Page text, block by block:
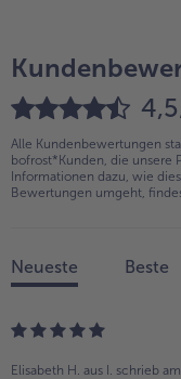
Alle Kundenbewertungen
bofrost*Kunden, die unsere
Informationen dazu, wie
Bewertungen umgeht,
Neueste Beste
Elisabeth H. aus I. schrieb